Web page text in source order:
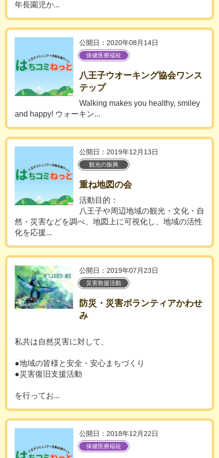
年長園児か...
公開日：2020年08月14日
保健医療福祉
八王子ウオーキング協会ワンス
テップ
Walking makes you healthy, smiley
and happy! ウォーキン...
公開日：2019年12月13日
観光の振興
重ね地図の会
活動目的：
八王子や周辺地域の観光・文化・自
然・災害などを調べ、地図上に可視化し、地域の活性
化を応援...
公開日：2019年07月23日
災害救援活動
防災・災害ボランティアかわせ
み
私共は自然災害に対して、
●地域の皆様と安全・安心まちづくり
●災害復旧支援活動
を行ってお...
公開日：2018年12月22日
保健医療福祉